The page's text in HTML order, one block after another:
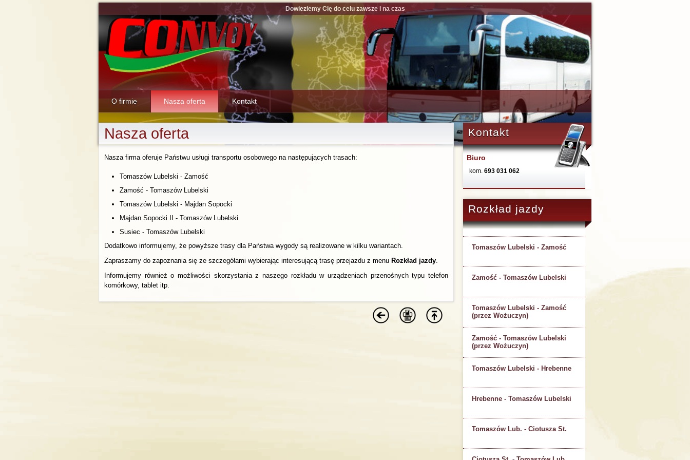
Dowieziemy Cię do celu zawsze i na czas
O firmie Nasza oferta Kontakt
Nasza oferta
Nasza firma oferuje Państwu usługi transportu osobowego na następujących trasach:
Tomaszów Lubelski - Zamość
Zamość - Tomaszów Lubelski
Tomaszów Lubelski - Majdan Sopocki
Majdan Sopocki II - Tomaszów Lubelski
Susiec - Tomaszów Lubelski
Dodatkowo informujemy, że powyższe trasy dla Państwa wygody są realizowane w kilku wariantach.
Zapraszamy do zapoznania się ze szczegółami wybierając interesującą trasę przejazdu z menu Rozkład jazdy.
Informujemy również o możliwości skorzystania z naszego rozkładu w urządzeniach przenośnych typu telefon
komórkowy, tablet itp.
Kontakt
Biuro
kom. 693 031 062
Rozkład jazdy
Tomaszów Lubelski - Zamość
Zamość - Tomaszów Lubelski
Tomaszów Lubelski - Zamość
(przez Wożuczyn)
Zamość - Tomaszów Lubelski
(przez Wożuczyn)
Tomaszów Lubelski - Hrebenne
Hrebenne - Tomaszów Lubelski
Tomaszów Lub. - Ciotusza St.